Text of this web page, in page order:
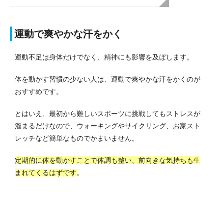
運動で爽やかな汗をかく
運動不足は身体だけでなく、精神にも影響を及ぼします。
体を動かす習慣の少ない人は、運動で爽やかな汗をかくのが
おすすめです。
とはいえ、最初から難しいスポーツに挑戦してもストレスが
溜まるだけなので、ウォーキングやサイクリング、お家スト
レッチなど簡単なものでかまいません。
定期的に体を動かすことで体調も整い、前向きな気持ちも生
まれてくるはずです。